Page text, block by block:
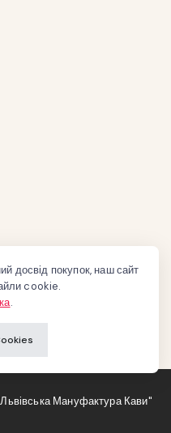
Мануфактура Кави"
досвід покупок, наш сайт
cookie.
.